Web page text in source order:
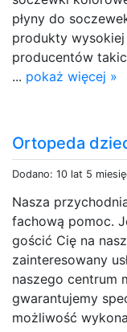
płyny do
produkty
producentów
... pokaż więcej »
Ortopeda
Dodano: 10 lat 5
Nasza
fachową pomoc.
gościć Cię na
zainteresowany
naszego centrum
gwarantujemy
możliwość